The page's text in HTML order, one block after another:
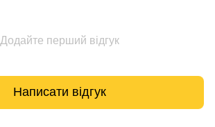
Додайте перший відгук
Написати відгук